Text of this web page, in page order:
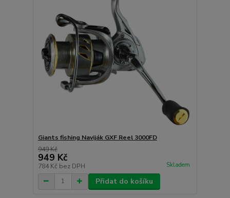
Giants fishing Naviják GXF Reel 3000FD
949 Kč
949 Kč
784 Kč bez DPH Skladem
Přidat do košíku